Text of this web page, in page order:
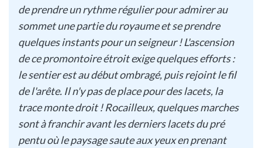
de prendre un rythme régulier pour admirer au
sommet une partie du royaume et se prendre
quelques instants pour un seigneur ! L'ascension
de ce promontoire étroit exige quelques efforts :
le sentier est au début ombragé, puis rejoint le fil
de l'arête. Il n'y pas de place pour des lacets, la
trace monte droit ! Rocailleux, quelques marches
sont à franchir avant les derniers lacets du pré
pentu où le paysage saute aux yeux en prenant